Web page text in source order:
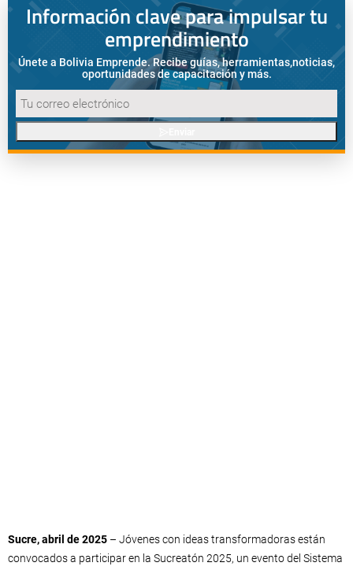
Información clave para impulsar tu
emprendimiento
Únete a Bolivia Emprende. Recibe guías, herramientas,noticias,
oportunidades de capacitación y más.
Sucre, abril de 2025 – Jóvenes con ideas transformadoras están
convocados a participar en la Sucreatón 2025, un evento del Sistema